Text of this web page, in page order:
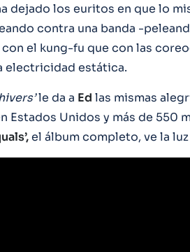
dejado los euritos en que lo
contra una banda -
el kung-fu que con las
electricidad estática.
le da a Ed las mismas
Estados Unidos y más de
el álbum completo, ve la